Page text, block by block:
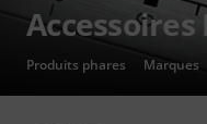
Accessoires
Produits phares Marques